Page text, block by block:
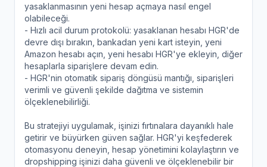
yasaklanmasının yeni hesap açmaya nasıl engel
olabileceği.
- Hızlı acil durum protokolü: yasaklanan hesabı HGR'de
devre dışı bırakın, bankadan yeni kart isteyin, yeni
Amazon hesabı açın, yeni hesabı HGR'ye ekleyin, diğer
hesaplarla siparişlere devam edin.
- HGR'nin otomatik sipariş döngüsü mantığı, siparişleri
verimli ve güvenli şekilde dağıtma ve sistemin
ölçeklenebilirliği.
Bu stratejiyi uygulamak, işinizi fırtınalara dayanıklı hale
getirir ve büyürken güven sağlar. HGR'yi keşfederek
otomasyonu deneyin, hesap yönetimini kolaylaştırın ve
dropshipping işinizi daha güvenli ve ölçeklenebilir bir